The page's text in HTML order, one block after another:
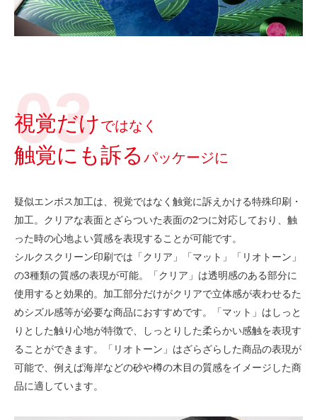
視覚だけではなく
触覚にも訴る パッケージに
疑似エンボス加工は、視覚ではなく触覚に訴えかける特殊印刷・
加工。クリアな表面とざらついた表面の2つに対応しており、触
った時の心地よい質感を表現することが可能です。
シルクスクリーン印刷では「クリア」「マット」「リオトーン」
の3種類の質感の表現が可能。「クリア」は透明感のある部分に
使用すると効果的。加工部分だけがクリアで立体感が表わせるた
めシズル感等が必要な商品におすすめです。「マット」はしっと
りとした触り心地が特徴で、しっとりした柔らかい感触を表現す
ることができます。「リオトーン」はざらざらした商品の表現が
可能で、例えば海岸などの砂や樽の木目の質感をイメージした商
品に適しています。